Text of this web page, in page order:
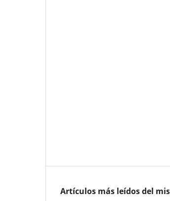
Artículos más leídos del